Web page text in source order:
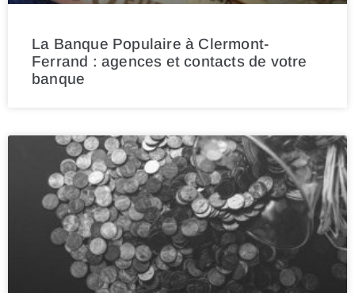
La Banque Populaire à Clermont-
Ferrand : agences et contacts de votre
banque